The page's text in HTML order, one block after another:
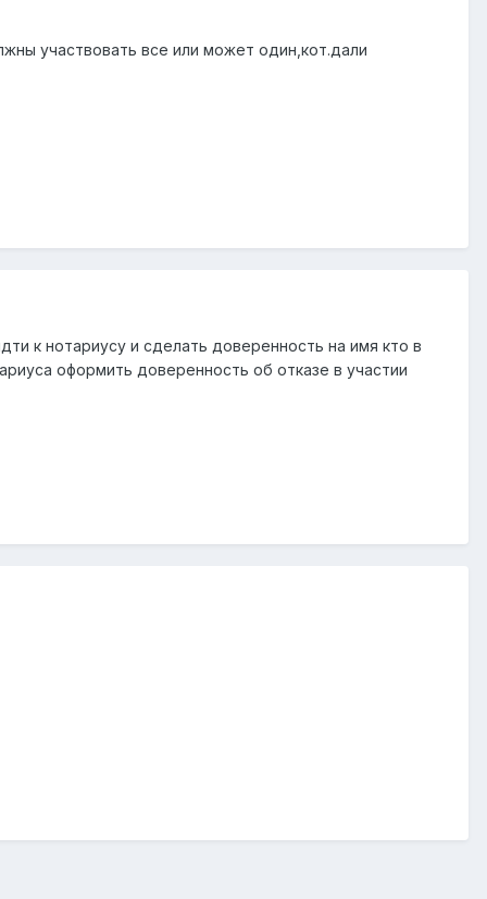
участвовать все или может один,кот.дали
к нотариусу и сделать доверенность на имя кто в
оформить доверенность об отказе в участии